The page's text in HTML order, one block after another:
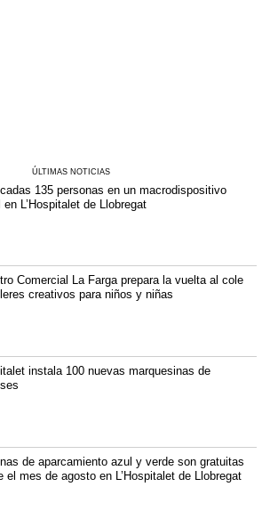
ÚLTIMAS NOTICIAS
135 personas en un macrodispositivo
en L’Hospitalet de Llobregat
Comercial La Farga prepara la vuelta al cole
creativos para niños y niñas
instala 100 nuevas marquesinas de
de aparcamiento azul y verde son gratuitas
el mes de agosto en L’Hospitalet de Llobregat